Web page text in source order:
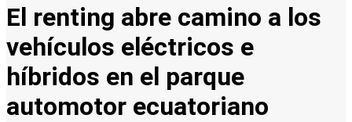
El renting abre camino a los
vehículos eléctricos e
híbridos en el parque
automotor ecuatoriano